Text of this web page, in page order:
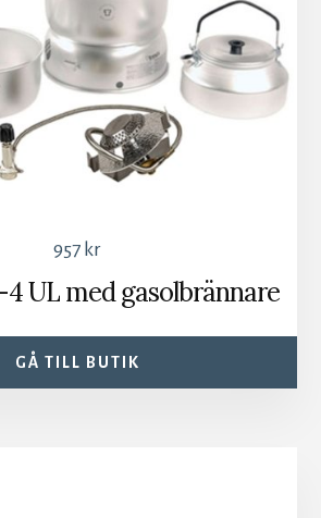
957 kr
UL med gasolbrännare
GÅ TILL BUTIK